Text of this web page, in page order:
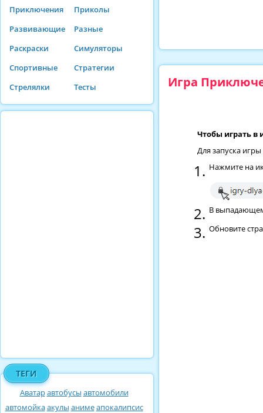
Приключения
Приколы
Развивающие
Разные
Раскраски
Симуляторы
Спортивные
Стратегии
Стрелялки
Тесты
ТЕГИ
Аватаравтобусы автомобили
автомойкаакулы анимеапокалипсис
Игра
Чтобы играть в
Для запуска
Нажмите на
В
Обновите